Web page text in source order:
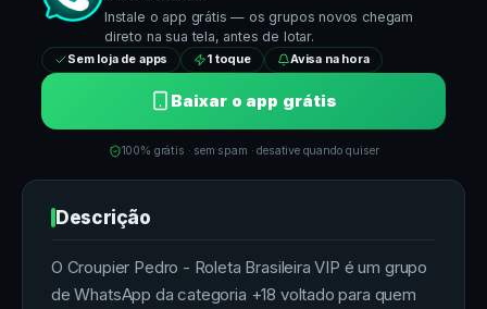
Instale o app grátis — os grupos novos chegam
direto na sua tela, antes de lotar.
Sem loja de apps 1 toque Avisa na hora
Baixar o app grátis
100% grátis · sem spam · desative quando quiser
Descrição
O Croupier Pedro - Roleta Brasileira VIP é um grupo
de WhatsApp da categoria +18 voltado para quem